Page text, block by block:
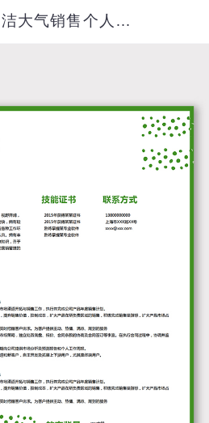
绿色边框简洁大气销售个人简历模板